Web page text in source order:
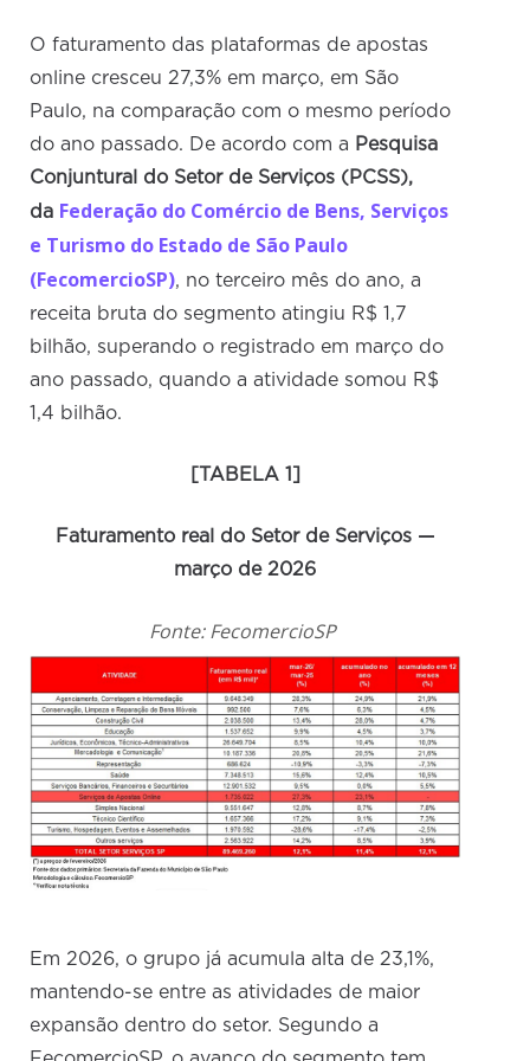
O faturamento das plataformas de apostas
online cresceu 27,3% em março, em São
Paulo, na comparação com o mesmo período
do ano passado. De acordo com a Pesquisa
Conjuntural do Setor de Serviços (PCSS),
da Federação do Comércio de Bens, Serviços
e Turismo do Estado de São Paulo
(FecomercioSP), no terceiro mês do ano, a
receita bruta do segmento atingiu R$ 1,7
bilhão, superando o registrado em março do
ano passado, quando a atividade somou R$
1,4 bilhão.
[TABELA 1]
Faturamento real do Setor de Serviços —
março de 2026
Fonte: FecomercioSP
Em 2026, o grupo já acumula alta de 23,1%,
mantendo-se entre as atividades de maior
expansão dentro do setor. Segundo a